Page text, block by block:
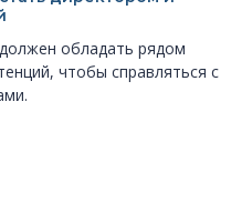
обладать рядом
чтобы справляться с